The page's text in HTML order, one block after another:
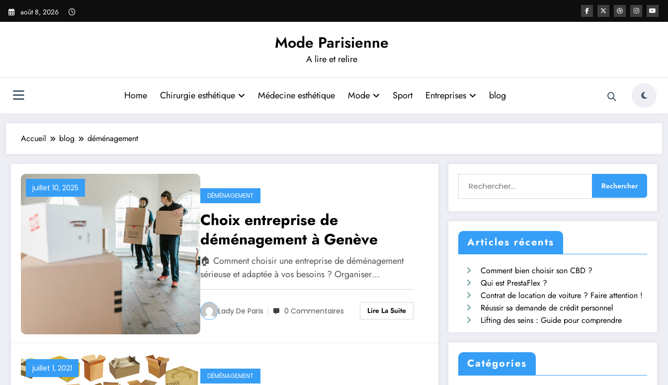
Aller
août 8, 2026
Mode Parisienne
A lire et relire
Home Chirurgie esthétique Médecine esthétique Mode Sport Entreprises blog
Accueil blog déménagement
juillet 10, 2025
DÉMÉNAGEMENT
Choix entreprise de
déménagement à Genève
🏠 Comment choisir une entreprise de déménagement
sérieuse et adaptée à vos besoins ? Organiser…
Lady De Paris 0 Commentaires Lire La Suite
juillet 1, 2021
DÉMÉNAGEMENT
Articles récents
Comment bien choisir son CBD ?
Qui est PrestaFlex ?
Contrat de location de voiture ? Faire attention !
Réussir sa demande de crédit personnel
Lifting des seins : Guide pour comprendre
Catégories